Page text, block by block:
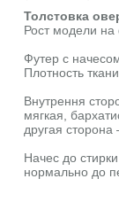
Толстовка
Рост модели на
Футер с
Плотность
Внутрення
мягкая,
другая сторона
Начес до
нормально до